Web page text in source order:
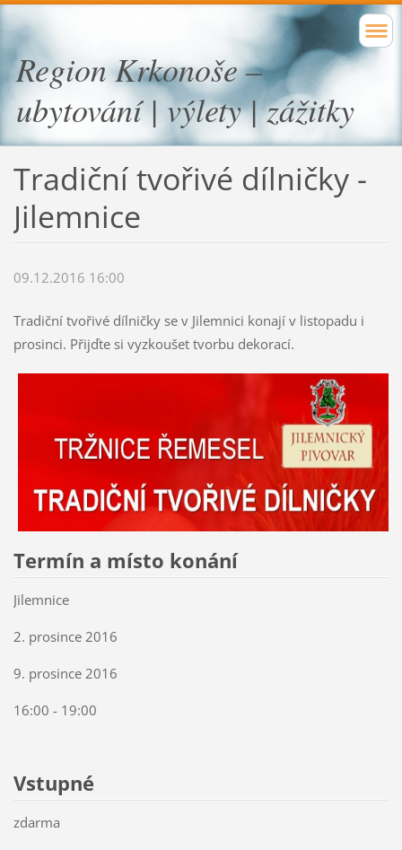
Region Krkonoše –
ubytování | výlety | zážitky
Tradiční tvořivé dílničky -
Jilemnice
09.12.2016 16:00
Tradiční tvořivé dílničky se v Jilemnici konají v listopadu i
prosinci. Přijďte si vyzkoušet tvorbu dekorací.
Termín a místo konání
Jilemnice
2. prosince 2016
9. prosince 2016
16:00 - 19:00
Vstupné
zdarma